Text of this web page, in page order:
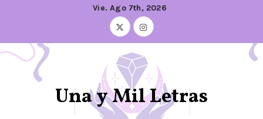
Vie. Ago 7th, 2026
Una y Mil Letras